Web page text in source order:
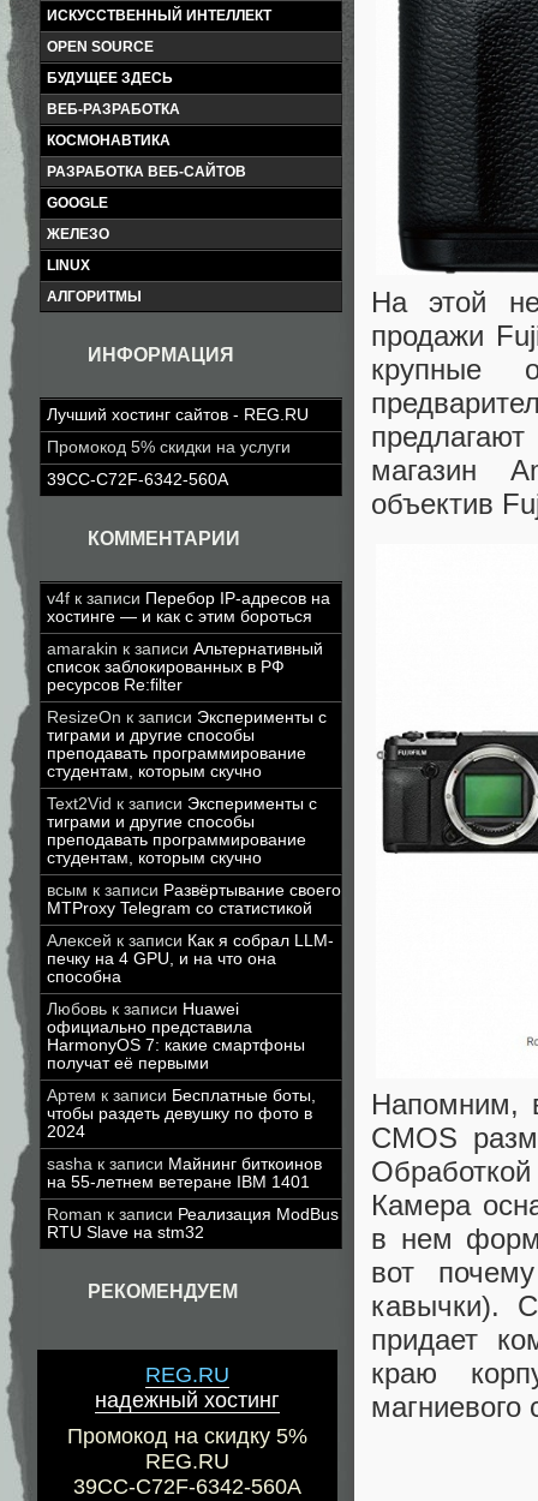
ИСКУССТВЕННЫЙ ИНТЕЛЛЕКТ
OPEN SOURCE
БУДУЩЕЕ ЗДЕСЬ
ВЕБ-РАЗРАБОТКА
КОСМОНАВТИКА
РАЗРАБОТКА ВЕБ-САЙТОВ
GOOGLE
ЖЕЛЕЗО
LINUX
АЛГОРИТМЫ
ИНФОРМАЦИЯ
Лучший хостинг сайтов - REG.RU
Промокод 5% скидки на услуги
39CC-C72F-6342-560A
КОММЕНТАРИИ
v4f к записи Перебор IP-адресов на
хостинге — и как с этим бороться
amarakin к записи Альтернативный
список заблокированных в РФ
ресурсов Re:filter
ResizeOn к записи Эксперименты с
тиграми и другие способы
преподавать программирование
студентам, которым скучно
Text2Vid к записи Эксперименты с
тиграми и другие способы
преподавать программирование
студентам, которым скучно
всым к записи Развёртывание своего
MTProxy Telegram со статистикой
Алексей к записи Как я собрал LLM-
печку на 4 GPU, и на что она
способна
Любовь к записи Huawei
официально представила
HarmonyOS 7: какие смартфоны
получат её первыми
Артем к записи Бесплатные боты,
чтобы раздеть девушку по фото в
2024
sasha к записи Майнинг биткоинов
на 55-летнем ветеране IBM 1401
Roman к записи Реализация ModBus
RTU Slave на stm32
РЕКОМЕНДУЕМ
REG.RU
надежный хостинг
Промокод на скидку 5%
REG.RU
39CC-C72F-6342-560A
На этой
продажи
крупные
магазин
объектив
Напомним,
CMOS
Камера
в нем
вот
кавычки).
придает
краю